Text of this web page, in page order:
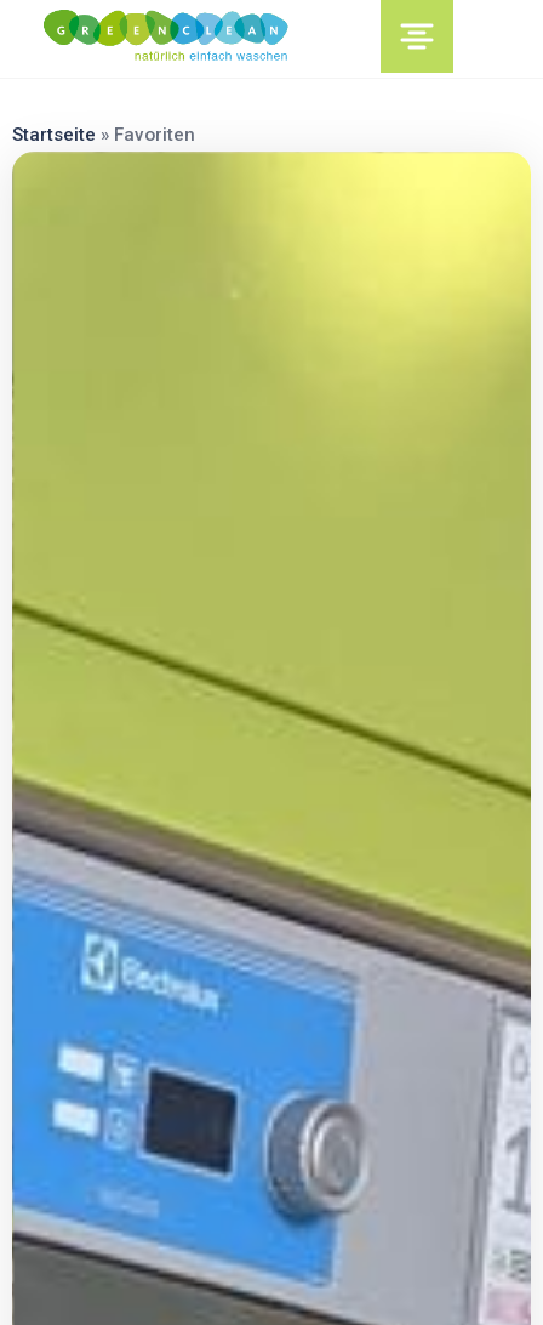
content
Startseite » Favoriten